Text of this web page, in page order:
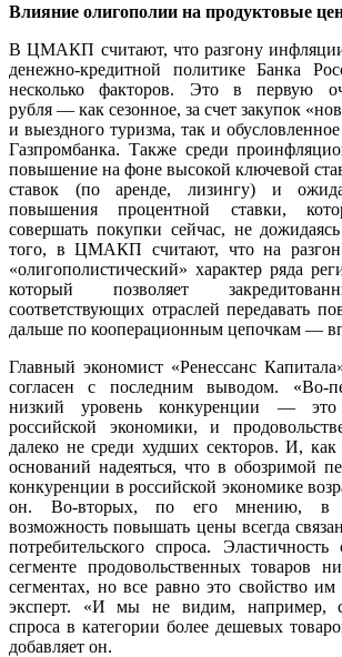
Влияние олигополии на продуктовые
В ЦМАКП считают, что разгону
денежно-кредитной политике Банка
несколько факторов. Это в первую
рубля — как сезонное, за счет закупок
и выездного туризма, так и
Газпромбанка. Также среди
повышение на фоне высокой ключевой
ставок (по аренде, лизингу) и
повышения процентной ставки,
совершать покупки сейчас, не
того, в ЦМАКП считают, что на разгон
«олигополистический» характер ряда
который позволяет
соответствующих отраслей передавать
дальше по кооперационным цепочкам —
Главный экономист «Ренессанс
согласен с последним выводом. «Во-
низкий уровень конкуренции — это
российской экономики, и
далеко не среди худших секторов. И,
оснований надеяться, что в обозримой
конкуренции в российской экономике
он. Во-вторых, по его мнению, в
возможность повышать цены всегда
потребительского спроса.
сегменте продовольственных товаров
сегментах, но все равно это свойство
эксперт. «И мы не видим, например,
спроса в категории более дешевых
добавляет он.